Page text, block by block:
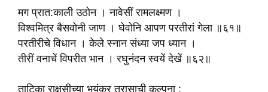
मग प्रात:काली उठोन । नावेसीं रामलक्ष्मण ।
विश्वमित्र बैसवोनी जाण । घेवोनि आपण परतीरां गेला ॥६१॥
परतीरीचे विधान । केले स्नान संध्या जप ध्यान ।
तीरीं वनाचें विपरीत भान । रघुनंदन स्वयें देखें ॥६२॥
ताटिका राक्षसीच्या भयंकर त्रासाची कल्पना :